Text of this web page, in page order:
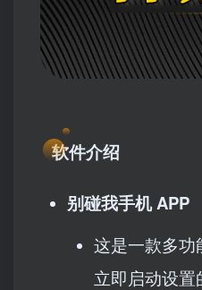
软件介绍
别碰我手机 APP
这是一款多功
立即启动设置